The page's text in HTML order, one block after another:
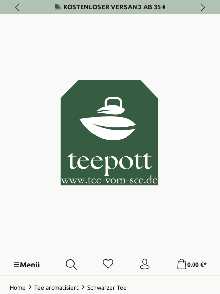
Zum Hauptinhalt springenKOSTENLOSER VERSAND AB 35 €
Menü 0,00 €*
Home Tee aromatisiert Schwarzer Tee